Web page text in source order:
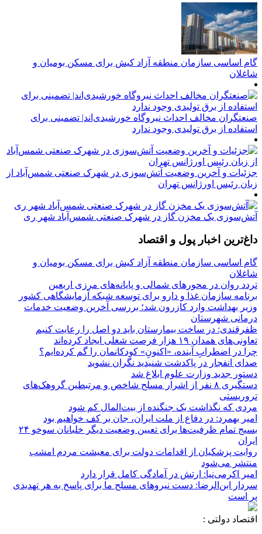
گام اساسی سازمان منطقه آزاد کیش برای مسکن بومیان و
شاغلان
صنعتگران مخالف احداث نیروگاه خورشیدی‌اند| تضمینی برای
استفاده از برق تولیدی وجود ندارد
جزئیات و آخرین وضعیت آتش‌سوزی در شهرک صنعتی شمس‌آباد از
زبان رئیس اورژانس تهران
آتش‌سوزی یک مخزن گاز در شهرک صنعتی شمس‌آباد شهر ری
داغ‌ترین اخبار پول و اقتصاد
گام اساسی سازمان منطقه آزاد کیش برای مسکن بومیان و
شاغلان
تردد روان در محورهای شمالی و پایانه‌های مرزی اربعین
برنامه سازمان غذا و دارو برای توسعه شبکه آزمایشگاهی کشور
وزیر بهداشت وارد کازرون شد؛ بررسی آخرین وضعیت خدمات
درمانی شهرستان
ظفرقندی: در ساخت بیمارستان باید دو اصل را رعایت کنیم
تعاونی‌های همدان ۱۹ هزار فرصت شغلی ایجاد کرده‌اند
چرا در اضطرابِ آینده، «اکنونِ» کودکانمان را گم کرده‌ایم؟
صدای انفجار در پاکدشت شنیدید نگران نشوید
دستور جدید وزارت علوم ابلاغ شد
دستگیری ۸ نفر از اشرار مسلح شاخص و مرتبطین گروهک‌های
تروریستی
مردی که نگذاشت یک جنگنده از بیت‌المال کم شود
امیر بهمرد: در دفاع از ملت ایران، جان بر کف خواهیم بود
بسیج تمام ظرفیت‌ها برای تعیین وضعیت دیگر خلبانان سوخو ۲۴
ایران
روایت پزشکیان از اقدامات دولت برای معیشت مردم امشب
منتشر می‌شود
امیر اکرمی‌نیا: ارتش در آمادگی کامل قرار دارد
سردار ابن‌الرضا: دست نیروهای مسلح ما برای پاسخ به هر تهدیدی
پر است
اقتصاد دولتی :